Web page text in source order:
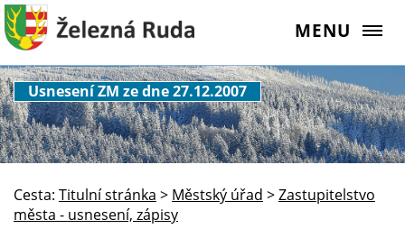
MENU
Usnesení ZM ze dne 27.12.2007
Cesta: Titulní stránka > Městský úřad >Zastupitelstvo
města - usnesení, zápisy